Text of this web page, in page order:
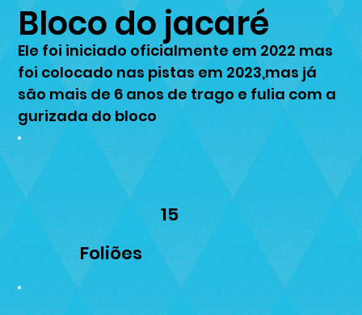
Bloco do jacaré
Ele foi iniciado oficialmente em 2022 mas
foi colocado nas pistas em 2023,mas já
são mais de 6 anos de trago e fulia com a
gurizada do bloco
15
Foliões